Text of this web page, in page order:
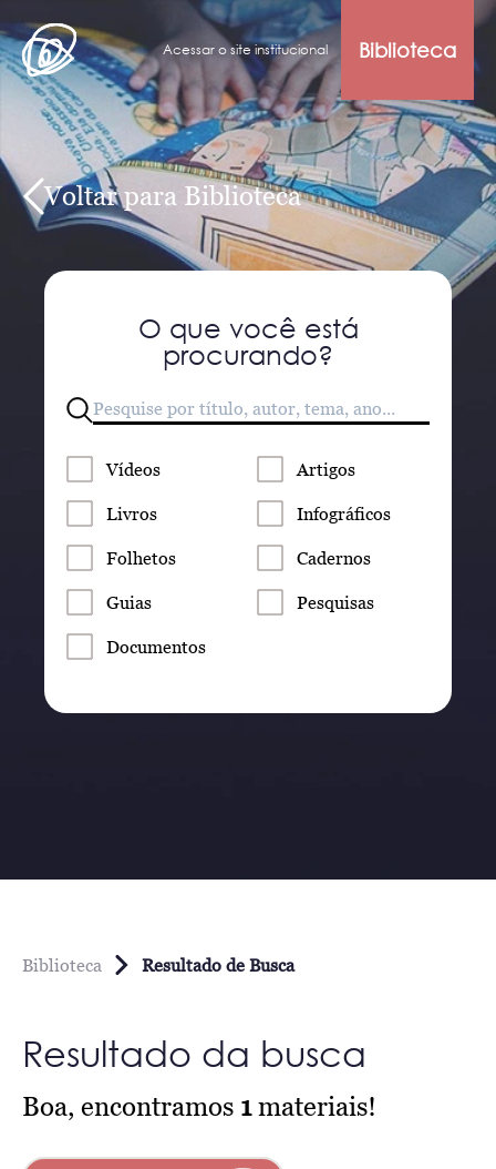
Acessar o site institucional Biblioteca
Voltar para Biblioteca
O que você está
procurando?
Vídeos Artigos
Livros Infográficos
Folhetos Cadernos
Guias Pesquisas
Documentos
Biblioteca Resultado de Busca
Resultado da busca
Boa, encontramos 1materiais!